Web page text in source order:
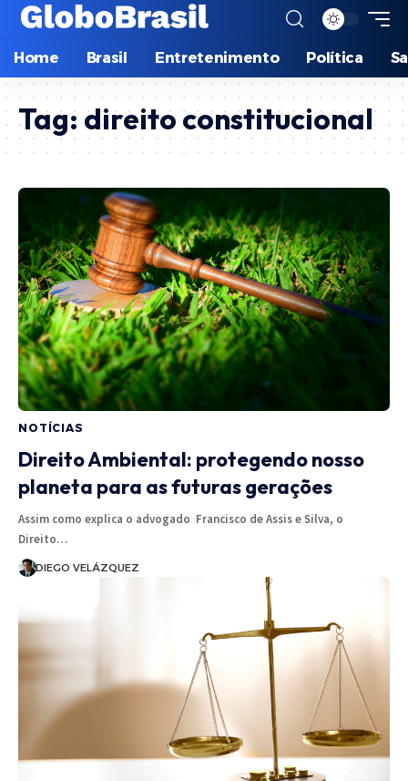
Home Brasil Entretenimento Política
Tag: direito constitucional
NOTÍCIAS
Direito Ambiental: protegendo nosso
planeta para as futuras gerações
Assim como explica o advogado Francisco de Assis e Silva, o
Direito…
DIEGO VELÁZQUEZ